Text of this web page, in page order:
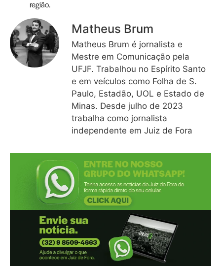
região.
Matheus Brum
Matheus Brum é jornalista e
Mestre em Comunicação pela
UFJF. Trabalhou no Espírito Santo
e em veículos como Folha de S.
Paulo, Estadão, UOL e Estado de
Minas. Desde julho de 2023
trabalha como jornalista
independente em Juiz de Fora